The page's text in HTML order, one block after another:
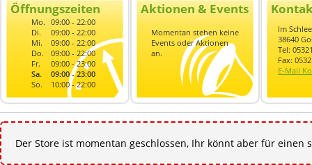
Öffnungszeiten
Mo. 09:00 - 22:00
Di.
09:00 - 22:00
Mi.
09:00 - 22:00
Do.
09:00 - 22:00
Fr.
09:00 - 23:00
Sa.
09:00 - 23:00
So.
10:00 - 22:00
Aktionen & Events
Momentan stehen keine
Events oder Aktionen
an.
Im
38640
Tel:
Fax:
E-Mail
Der Store ist momentan geschlossen, Ihr könnt aber für einen